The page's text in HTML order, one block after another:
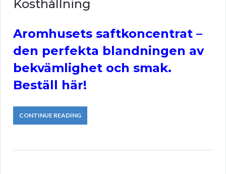
Kosthållning
Aromhusets saftkoncentrat –
den perfekta blandningen av
bekvämlighet och smak.
Beställ här!
CONTINUE READING